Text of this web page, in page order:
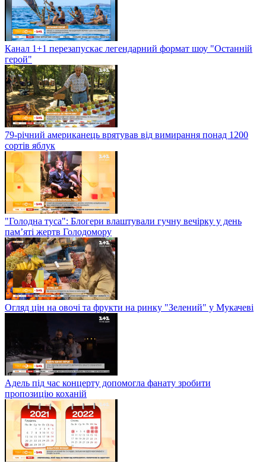
Канал 1+1 перезапускає легендарний формат шоу "Останній
герой"
79-річний американець врятував від вимирання понад 1200
сортів яблук
"Голодна туса": Блогери влаштували гучну вечірку у день
пам’яті жертв Голодомору
Огляд цін на овочі та фрукти на ринку "Зелений" у Мукачеві
Адель під час концерту допомогла фанату зробити
пропозицію коханій